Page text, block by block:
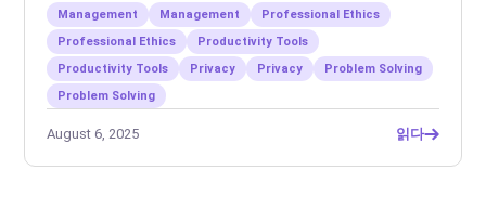
Management Management
Professional Ethics
Professional Ethics
Productivity Tools
Productivity Tools
Privacy Privacy
Problem Solving
Problem Solving
August 6, 2025 읽다